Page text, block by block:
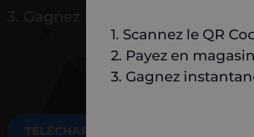
TÉLÉCHARGEZ MAINTENANT
1. Scannez le QR
2. Payez en
3. Gagnez